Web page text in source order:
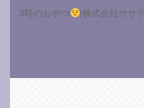
3時のおやつ |株式会社ササ